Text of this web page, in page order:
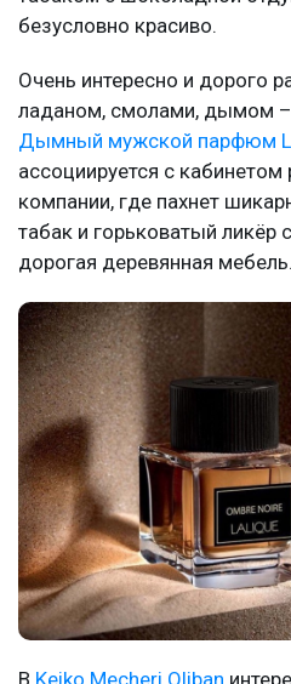
безусловно красиво.
Очень интересно и дорого
ладаном, смолами, дымом
Дымный мужской парфюм
ассоциируется с кабинетом
компании, где пахнет
табак и горьковатый ликёр
дорогая деревянная мебель.